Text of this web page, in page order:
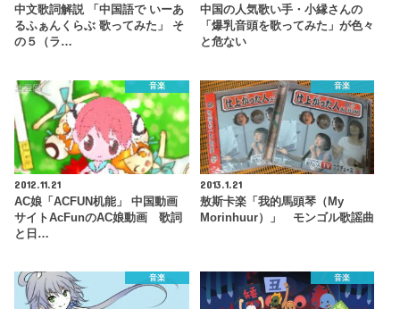
中文歌詞解説 「中国語で いーあ
るふぁんくらぶ 歌ってみた」 そ
の５（ラ…
中国の人気歌い手・小縁さんの
「爆乳音頭を歌ってみた」が色々
と危ない
音楽
2012.11.21
AC娘「ACFUN机能」 中国動画
サイトAcFunのAC娘動画 歌詞
と日…
音楽
2013.1.21
敖斯卡楽「我的馬頭琴（My
Morinhuur）」 モンゴル歌謡曲
音楽 音楽